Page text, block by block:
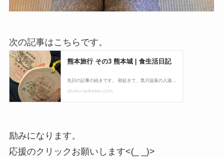
次の記事はこちらです。
励みになります。
応援のクリックお願いします<(_ _)>